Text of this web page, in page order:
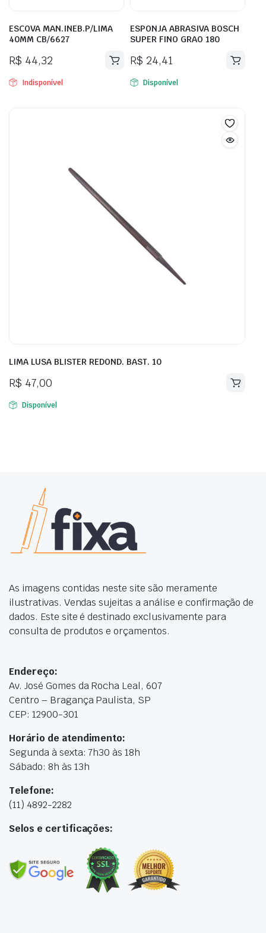
ESCOVA MAN.INEB.P/LIMA
40MM CB/6627
R$ 44,32
Indisponível
ESPONJA ABRASIVA BOSCH
SUPER FINO GRAO 180
R$ 24,41
Disponível
LIMA LUSA BLISTER REDOND. BAST. 10
R$ 47,00
Disponível
As imagens contidas neste site são meramente
ilustrativas. Vendas sujeitas a análise e confirmação de
dados. Este site é destinado exclusivamente para
consulta de produtos e orçamentos.
Endereço:
Av. José Gomes da Rocha Leal, 607
Centro – Bragança Paulista, SP
CEP: 12900-301
Horário de atendimento:
Segunda à sexta: 7h30 às 18h
Sábado: 8h às 13h
Telefone:
(11) 4892-2282
Selos e certificações: